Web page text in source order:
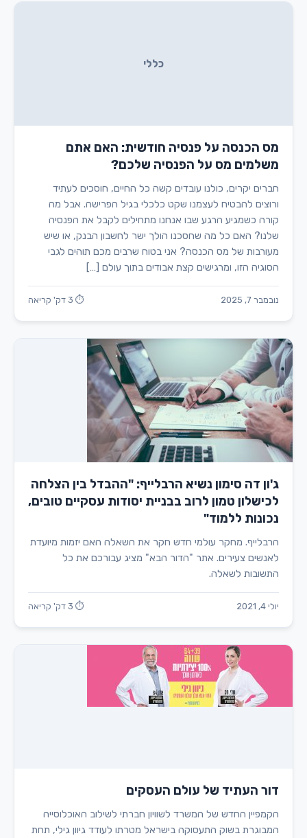
כללי
מס הכנסה על פנסיה חודשית: האם אתם
משלמים מס על הפנסיה שלכם?
חברים יקרים, כולנו עובדים קשה כל החיים, חוסכים לעתיד
ורוצים להבטיח לעצמנו שקט כלכלי בגיל הפרישה. אבל מה
קורה כשמגיע הרגע שבו אנחנו מתחילים לקבל את הפנסיה
שלנו? האם כל מה שחסכנו הולך ישר לחשבון הבנק, או שיש
מעורבות של מס הכנסה? אני בטוח שרבים מכם תוהים לגבי
הסוגיה הזו, ומרגישים קצת אבודים בתוך עולם […]
נובמבר 7, 2025 ⏱ 3 דק' קריאה
ג'ון דה סימון נשיא הרבלייף: "ההבדל בין הצלחה
לכישלון טמון לרוב בבניית יסודות עסקיים טובים,
נכונות ללמוד"
הרבלייף. מחקר עולמי חדש חקר את השאלה האם יזמות מיועדת
לאנשים צעירים. אתר "הדור הבא" מציג עבורכם את כל
התשובות לשאלה.
יולי 4, 2021 ⏱ 3 דק' קריאה
דור העתיד של עולם העסקים
הקמפיין החדש של המשרד לשוויון חברתי לשילוב האוכלוסייה
המבוגרת בשוק התעסוקה בישראל מטרתו לעודד גיוון גילי, תחת